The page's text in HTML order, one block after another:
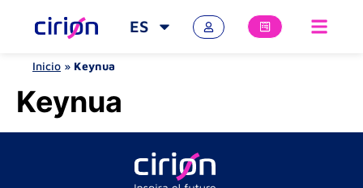
ES
Inicio » Keynua
Keynua